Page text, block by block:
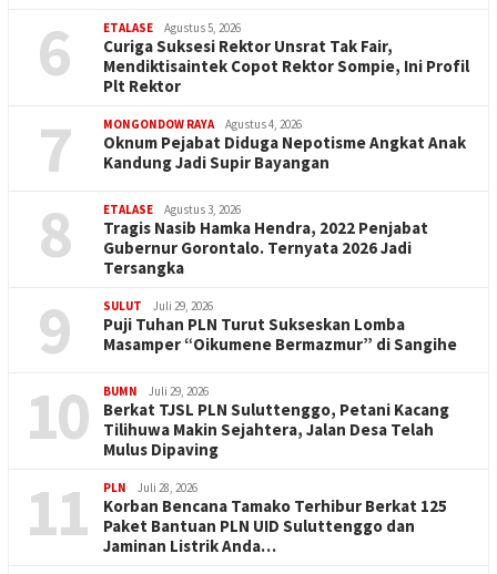
6 ETALASE Agustus 5, 2026
Curiga Suksesi Rektor Unsrat Tak Fair,
Mendiktisaintek Copot Rektor Sompie, Ini Profil
Plt Rektor
7 MONGONDOW RAYA Agustus 4, 2026
Oknum Pejabat Diduga Nepotisme Angkat Anak
Kandung Jadi Supir Bayangan
8 ETALASE Agustus 3, 2026
Tragis Nasib Hamka Hendra, 2022 Penjabat
Gubernur Gorontalo. Ternyata 2026 Jadi
Tersangka
9 SULUT Juli 29, 2026
Puji Tuhan PLN Turut Sukseskan Lomba
Masamper “Oikumene Bermazmur” di Sangihe
10 BUMN Juli 29, 2026
Berkat TJSL PLN Suluttenggo, Petani Kacang
Tilihuwa Makin Sejahtera, Jalan Desa Telah
Mulus Dipaving
11 PLN Juli 28, 2026
Korban Bencana Tamako Terhibur Berkat 125
Paket Bantuan PLN UID Suluttenggo dan
Jaminan Listrik Anda…